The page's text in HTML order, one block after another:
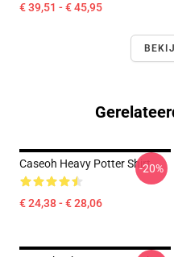
€ 39,51 - € 45,95
Caseoh Heavy Potter Shirt
€ 24,38 - € 28,06
-20%